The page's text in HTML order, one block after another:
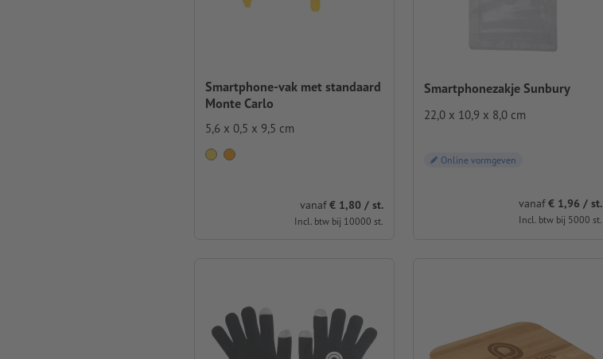
Smartphone-vak met standaard
Monte Carlo
5,6 x 0,5 x 9,5 cm
vanaf€ 1,80 / st.
Incl. btw bij 10000 st.
Smartphonezakje Sunbury
22,0 x 10,9 x 8,0 cm
Online vormgeven
vanaf€ 1,96 / st.
Incl. btw bij 5000 st.